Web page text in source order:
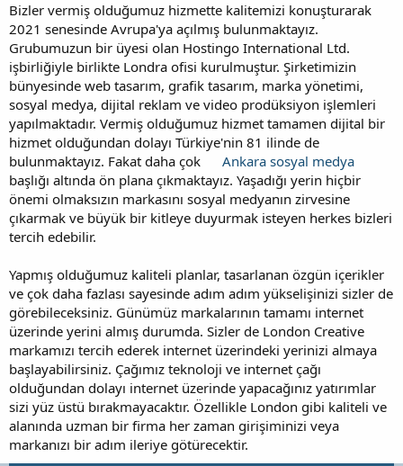
Bizler vermiş olduğumuz hizmette kalitemizi konuşturarak
2021 senesinde Avrupa'ya açılmış bulunmaktayız.
Grubumuzun bir üyesi olan Hostingo International Ltd.
işbirliğiyle birlikte Londra ofisi kurulmuştur. Şirketimizin
bünyesinde web tasarım, grafik tasarım, marka yönetimi,
sosyal medya, dijital reklam ve video prodüksiyon işlemleri
yapılmaktadır. Vermiş olduğumuz hizmet tamamen dijital bir
hizmet olduğundan dolayı Türkiye'nin 81 ilinde de
bulunmaktayız. Fakat daha çok
Ankara sosyal medya
başlığı altında ön plana çıkmaktayız. Yaşadığı yerin hiçbir
önemi olmaksızın markasını sosyal medyanın zirvesine
çıkarmak ve büyük bir kitleye duyurmak isteyen herkes bizleri
tercih edebilir.
Yapmış olduğumuz kaliteli planlar, tasarlanan özgün içerikler
ve çok daha fazlası sayesinde adım adım yükselişinizi sizler de
görebileceksiniz. Günümüz markalarının tamamı internet
üzerinde yerini almış durumda. Sizler de London Creative
markamızı tercih ederek internet üzerindeki yerinizi almaya
başlayabilirsiniz. Çağımız teknoloji ve internet çağı
olduğundan dolayı internet üzerinde yapacağınız yatırımlar
sizi yüz üstü bırakmayacaktır. Özellikle London gibi kaliteli ve
alanında uzman bir firma her zaman girişiminizi veya
markanızı bir adım ileriye götürecektir.